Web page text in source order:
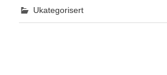
Ukategorisert